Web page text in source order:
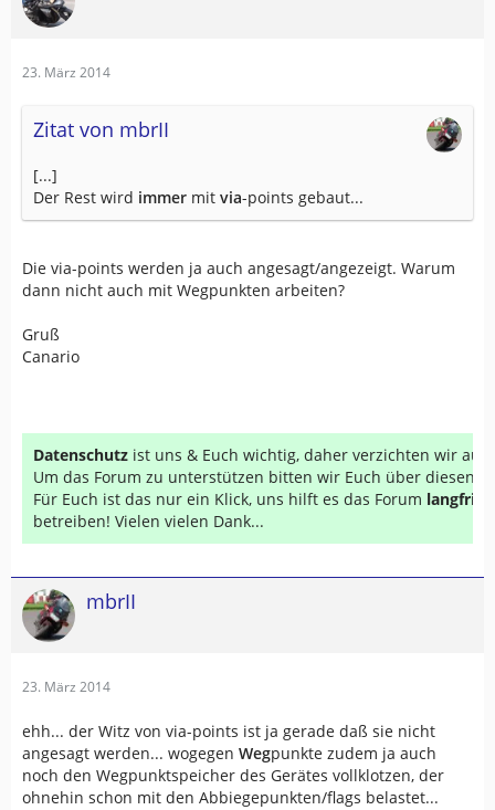
23. März 2014
Zitat von mbrII
[...]
Der Rest wird immer mit via-points gebaut...
Die via-points werden ja auch angesagt/angezeigt. Warum
dann nicht auch mit Wegpunkten arbeiten?
Gruß
Canario
Datenschutz ist uns & Euch wichtig, daher verzichten wir auf
Um das Forum zu unterstützen bitten wir Euch über diesen
Für Euch ist das nur ein Klick, uns hilft es das Forum
betreiben! Vielen vielen Dank...
mbrII
23. März 2014
ehh... der Witz von via-points ist ja gerade daß sie nicht
angesagt werden... wogegen Wegpunkte zudem ja auch
noch den Wegpunktspeicher des Gerätes vollklotzen, der
ohnehin schon mit den Abbiegepunkten/flags belastet...